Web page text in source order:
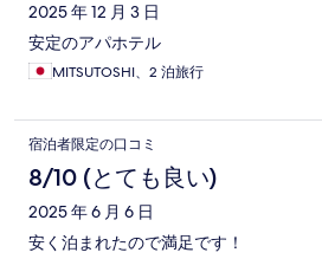
2025 年 12 月 3 日
安定のアパホテル
MITSUTOSHI、2 泊旅行
宿泊者限定の口コミ
8/10 (とても良い)
2025 年 6 月 6 日
安く泊まれたので満足です！